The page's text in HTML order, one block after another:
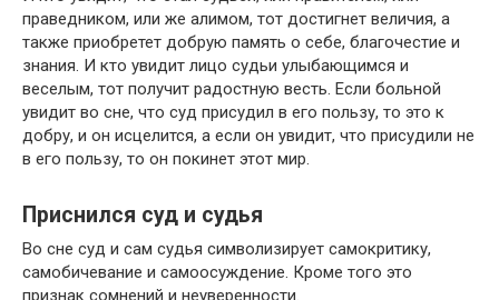
праведником, или же алимом, тот достигнет величия, а
также приобретет добрую память о себе, благочестие и
знания. И кто увидит лицо судьи улыбающимся и
веселым, тот получит радостную весть. Если больной
увидит во сне, что суд присудил в его пользу, то это к
добру, и он исцелится, а если он увидит, что присудили не
в его пользу, то он покинет этот мир.
Приснился суд и судья
Во сне суд и сам судья символизирует самокритику,
самобичевание и самоосуждение. Кроме того это
признак сомнений и неуверенности.